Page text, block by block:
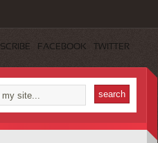
FACEBOOK TWITTER